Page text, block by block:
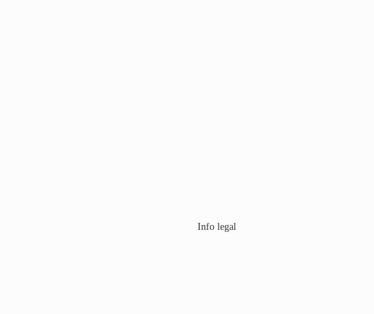
Info legal